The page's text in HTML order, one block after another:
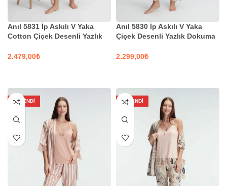
Anıl 5831 İp Askılı V Yaka
Cotton Çiçek Desenli Yazlık
Sabahlık₺
Anıl 5830 İp Askılı V Yaka
Çiçek Desenli Yazlık Dokuma
Sabahlık₺
TÜKENDI TÜKENDI